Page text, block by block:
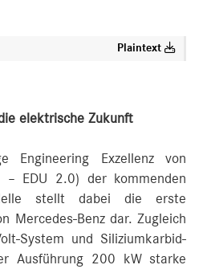
Plaintext
elektrische Zukunft
Exzellenz von
– EDU 2.0) der kommenden
stellt dabei die erste
Mercedes‑Benz dar. Zugleich
System und Siliziumkarbid-
Ausführung 200 kW starke